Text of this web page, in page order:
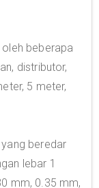
beberapa
distributor,
5 meter,
beredar
lebar 1
mm, 0.35 mm,